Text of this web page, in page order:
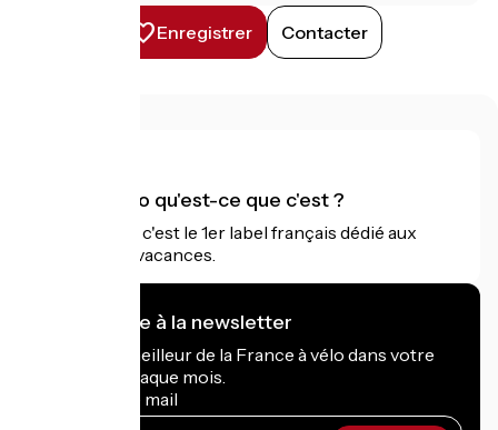
Enregistrer Contacter
Accueil Vélo qu'est-ce que c'est ?
Accueil Vélo c'est le 1er label français dédié aux
cyclistes en vacances.
Je m'abonne à la newsletter
Recevez le meilleur de la France à vélo dans votre
boîte mail chaque mois.
Mon adresse mail